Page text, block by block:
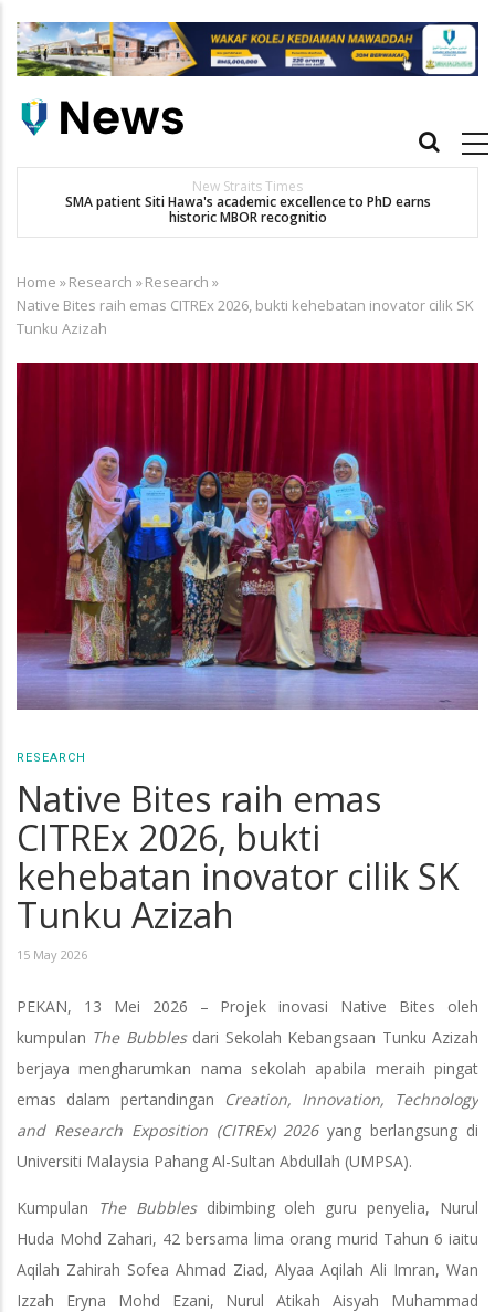
main
Main
New Straits Times
SMA patient Siti Hawa's academic excellence to PhD earns
historic MBOR recognitio
Breadcrumb
Home »Research »Research »
Native Bites raih emas CITREx 2026, bukti kehebatan inovator cilik SK
Tunku Azizah
RESEARCH
Native Bites raih emas
CITREx 2026, bukti
kehebatan inovator cilik SK
Tunku Azizah
15 May 2026
PEKAN, 13 Mei 2026 – Projek inovasi Native Bites oleh
kumpulan The Bubblesdari Sekolah Kebangsaan Tunku Azizah
berjaya mengharumkan nama sekolah apabila meraih pingat
emas dalam pertandingan
Creation, Innovation, Technology
and Research Exposition (CITREx) 2026yang berlangsung di
Universiti Malaysia Pahang Al-Sultan Abdullah (UMPSA).
Kumpulan The Bubbles dibimbing oleh guru penyelia, Nurul
Huda Mohd Zahari, 42 bersama lima orang murid Tahun 6 iaitu
Aqilah Zahirah Sofea Ahmad Ziad, Alyaa Aqilah Ali Imran, Wan
Izzah Eryna Mohd Ezani, Nurul Atikah Aisyah Muhammad